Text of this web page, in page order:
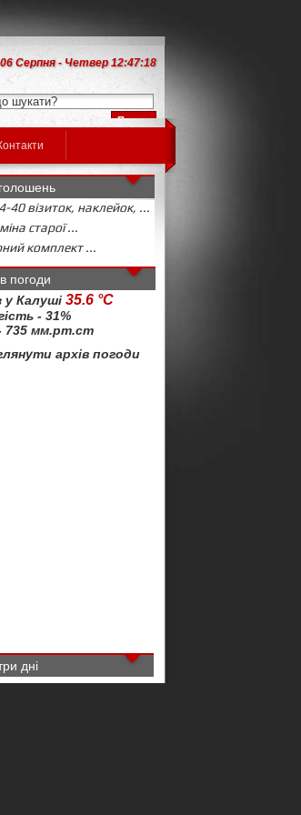
06 Серпня - Четвер 12:47:18
40 візиток, наклейок, ...
старої ...
комплект ...
погоди
у Калуші 35.6 °C
- 31%
735 мм.рт.ст
архів погоди
дні